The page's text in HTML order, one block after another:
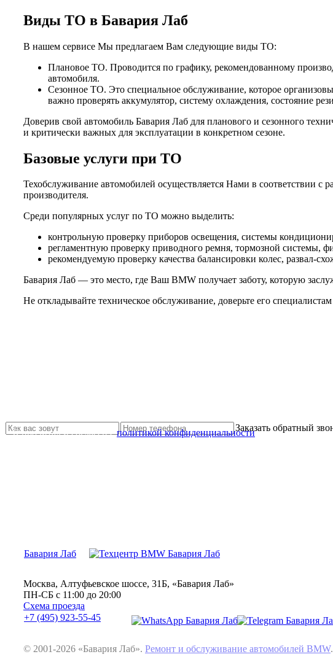
Виды ТО в Бавария Лаб
В нашем сервисе Мы предлагаем Вам следующие виды ТО:
Плановое ТО. Проводится по графику, рекомендованному
автомобиля.
Сезонное ТО. Это специальное обслуживание, которое
важно проверять аккумулятор, систему охлаждения, состояние
Доверив свой автомобиль Бавария Лаб для планового и сезонного
и критически важных для эксплуатации в конкретном сезоне.
Базовые услуги при ТО
Техобслуживание автомобилей осуществляется Нами в соответствии
производителя.
Среди популярных услуг по ТО можно выделить:
контрольную проверку приборов освещения, системы
регламентную проверку приводного ремня, тормозной системы,
рекомендуемую проверку качества балансировки колес, развал-
Бавария Лаб — это место, где Ваш BMW получает заботу, которую
Не откладывайте техническое обслуживание, доверьте его
Заказать обратный
Я прочитал и согласен сполитикой конфиденциальности
Бавария Лаб
Москва, Алтуфьевское шоссе, 31Б, «Бавария Лаб»
ПН-СБ с 11:00 до 20:00
Схема проезда
+7 (495) 923-55-45
© 2001-2026 «Бавария Лаб». Ремонт и обслуживание автомобилей BMW.